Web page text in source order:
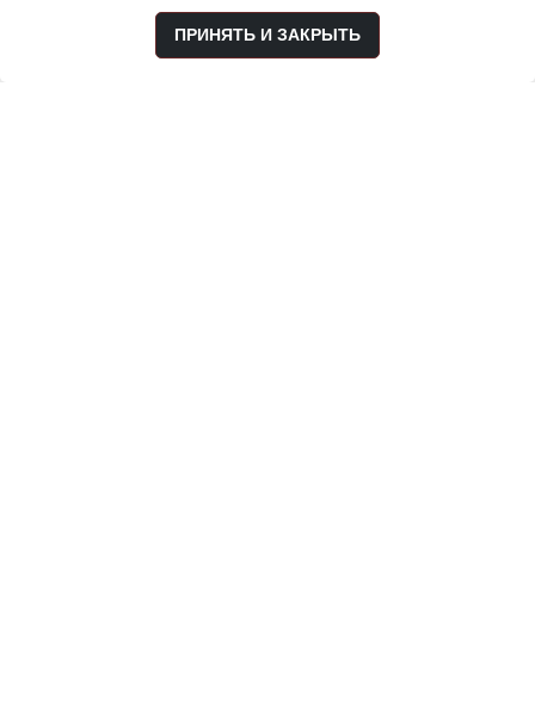
ПРИНЯТЬ И ЗАКРЫТЬ
Воспользуйтесь возможностью выглядеть стильно и